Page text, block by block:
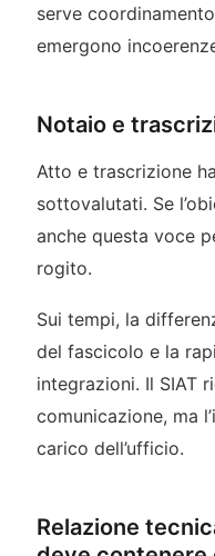
serve
emergono
Notaio e
Atto e trascrizione
sottovalutati. Se
anche questa voce
rogito.
Sui tempi, la
del fascicolo e la
integrazioni. Il SIAT
comunicazione, ma
carico dell’ufficio.
Relazione